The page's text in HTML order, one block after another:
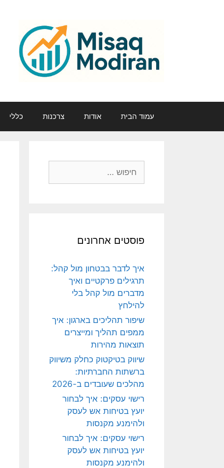
עמוד הבית אודות צרכנות כללי
פוסטים אחרונים
איך לדבר בבטחון מול קהל:
תרגילים פרקטיים ואיך
מדברים מול קהל בלי
להילחץ
שיפור תהליכים בארגון: איך
ממפים תהליך ומייצרים
תוצאות מהירות
שיווק בטיקטוק כחלק משיווק
ברשתות החברתיות:
מהלכים שעובדים ב-2026
רישוי עסקים: איך לבחור
יועץ בטיחות אש לעסק
ולהימנע מקנסות
רישוי עסקים: איך לבחור
יועץ בטיחות אש לעסק
ולהימנע מקנסות